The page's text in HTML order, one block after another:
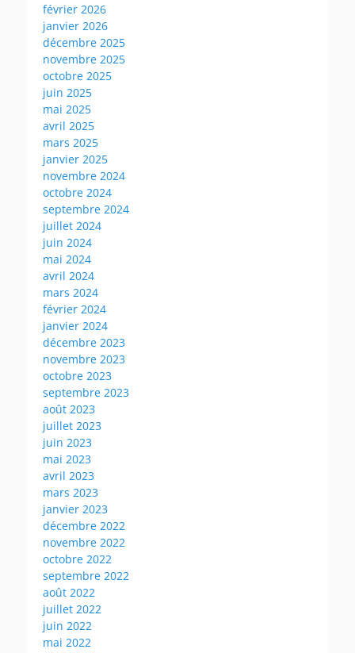
février 2026
janvier 2026
décembre 2025
novembre 2025
octobre 2025
juin 2025
mai 2025
avril 2025
mars 2025
janvier 2025
novembre 2024
octobre 2024
septembre 2024
juillet 2024
juin 2024
mai 2024
avril 2024
mars 2024
février 2024
janvier 2024
décembre 2023
novembre 2023
octobre 2023
septembre 2023
août 2023
juillet 2023
juin 2023
mai 2023
avril 2023
mars 2023
janvier 2023
décembre 2022
novembre 2022
octobre 2022
septembre 2022
août 2022
juillet 2022
juin 2022
mai 2022